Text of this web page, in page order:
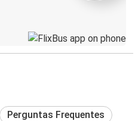
Perguntas Frequentes